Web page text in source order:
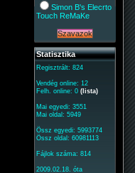
Simon B's Elecrto
Touch ReMaKe
Statisztika
Regisztrált: 824
Vendég online: 12
Felh. online: 0 (lista)
Mai egyedi: 3551
Mai oldal: 5949
Össz egyedi: 5993774
Össz oldal: 60981113
Fájlok száma: 814
2009.02.18. óta